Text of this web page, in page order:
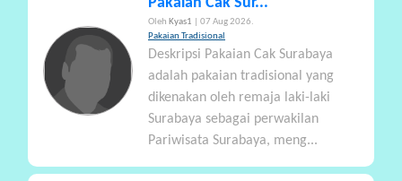
Oleh Kyas1
| 07 Aug 2026.
Pakaian Tradisional
Deskripsi Pakaian Cak Surabaya
adalah pakaian tradisional yang
dikenakan oleh remaja laki-laki
Surabaya sebagai perwakilan
Pariwisata Surabaya, meng...